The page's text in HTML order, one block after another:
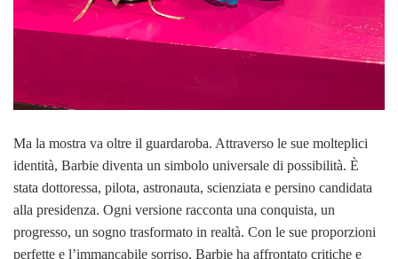
Ma la mostra va oltre il guardaroba. Attraverso le sue molteplici
identità, Barbie diventa un simbolo universale di possibilità. È
stata dottoressa, pilota, astronauta, scienziata e persino candidata
alla presidenza. Ogni versione racconta una conquista, un
progresso, un sogno trasformato in realtà. Con le sue proporzioni
perfette e l’immancabile sorriso, Barbie ha affrontato critiche e